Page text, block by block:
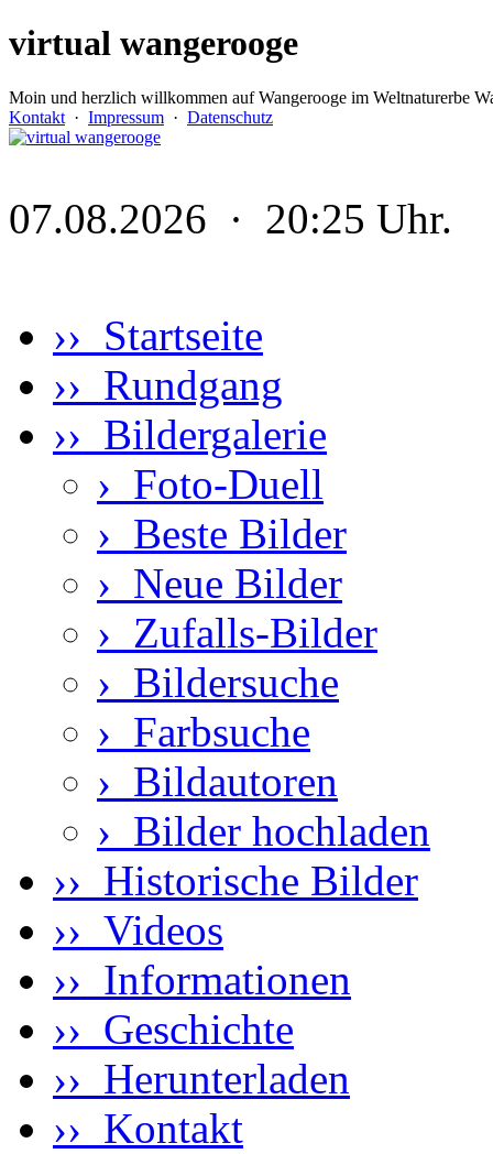
virtual wangerooge
Moin und herzlich willkommen auf Wangerooge im Weltnaturerbe
Kontakt · Impressum · Datenschutz
07.08.2026 · 20:25 Uhr.
›› Startseite
›› Rundgang
›› Bildergalerie
› Foto-Duell
› Beste Bilder
› Neue Bilder
› Zufalls-Bilder
› Bildersuche
› Farbsuche
› Bildautoren
› Bilder hochladen
›› Historische Bilder
›› Videos
›› Informationen
›› Geschichte
›› Herunterladen
›› Kontakt